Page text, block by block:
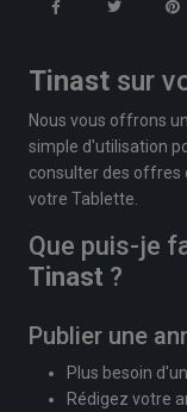
Tinast sur
Nous vous offrons
simple d'utilisation
consulter des offres
votre Tablette.
Que puis-je
Tinast ?
Publier une
Plus besoin
Rédigez votre